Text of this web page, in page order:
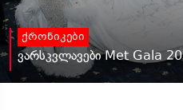
ქრონიკები
ვარსკვლავები Met Gala